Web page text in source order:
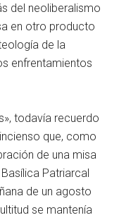
del neoliberalismo
en otro producto
de la
enfrentamientos
todavía recuerdo
que, como
de una misa
Patriarcal
de un agosto
se mantenía